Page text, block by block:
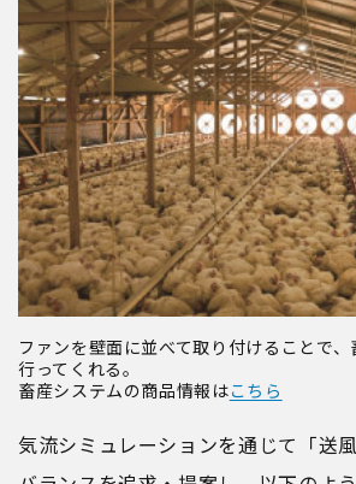
ファンを壁面に並べて取り付けることで
行ってくれる。
畜産システムの商品情報はこちら
気流シミュレーションを通じて「送